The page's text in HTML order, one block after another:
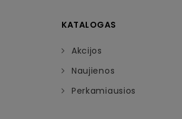
KATALOGAS
Akcijos
Naujienos
Perkamiausios